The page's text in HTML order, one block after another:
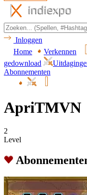
Inloggen
Home
Verkennen
gedownload
Abonnementen
ApriTMVN
2
Level